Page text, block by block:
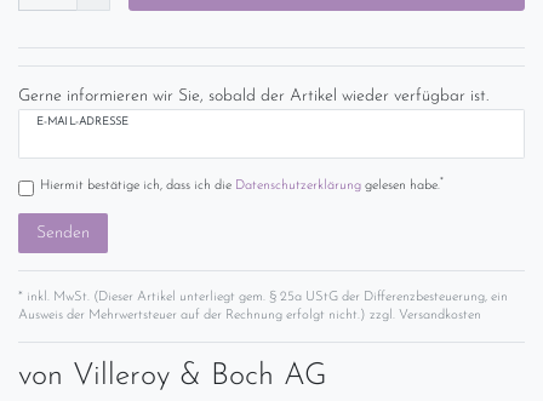
Gerne informieren wir Sie, sobald der Artikel wieder verfügbar ist.
E-MAIL-ADRESSE
Hiermit bestätige ich, dass ich die Daten­schutz­erklärunggelesen habe.*
Senden
* inkl. MwSt. (Dieser Artikel unterliegt gem. § 25a UStG der Differenzbesteuerung, ein
Ausweis der Mehrwertsteuer auf der Rechnung erfolgt nicht.) zzgl. Versandkosten
von Villeroy & Boch AG